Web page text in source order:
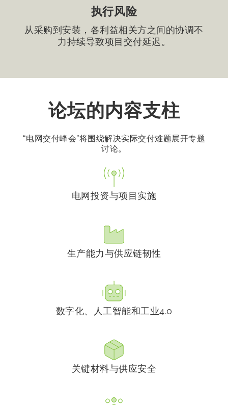
执行风险
从采购到安装，各利益相关方之间的协调不
力持续导致项目交付延迟。
论坛的内容支柱
“电网交付峰会”将围绕解决实际交付难题展开专题
讨论。
电网投资与项目实施
生产能力与供应链韧性
数字化、人工智能和工业4.0
关键材料与供应安全